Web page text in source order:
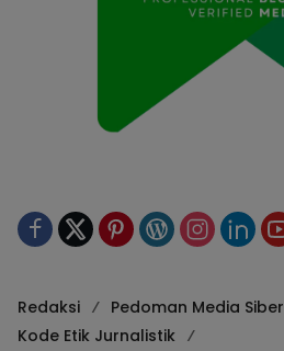
Redaksi
Pedoman Media Siber
Kode Etik Jurnalistik